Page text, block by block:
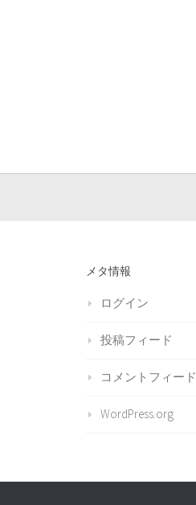
メタ情報
ログイン
投稿フィード
コメントフィード
WordPress.org